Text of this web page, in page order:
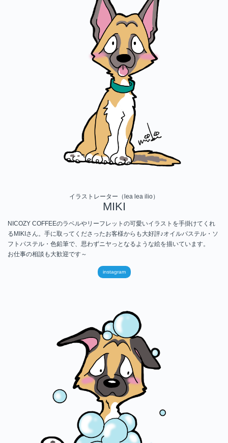
イラストレーター（lea lea ilio）
MIKI
NICOZY COFFEEのラベルやリーフレットの可愛いイラストを手掛けてくれ
るMIKIさん。手に取ってくださったお客様からも大好評♪オイルパステル・ソ
フトパステル・色鉛筆で、思わずニヤっとなるような絵を描いています。
お仕事の相談も大歓迎です～
instagram